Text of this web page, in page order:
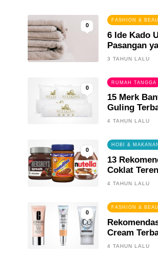
0
FASHION &
6 Ide Kado
Pasangan
Menikah
3 TAHUN LALU
0
RUMAH TANGGA
15 Merk
Guling
Tidur Yang
4 TAHUN LALU
0
HOBI & MAKANAN
13
Coklat
4 TAHUN LALU
0
FASHION &
Cream
4 TAHUN LALU